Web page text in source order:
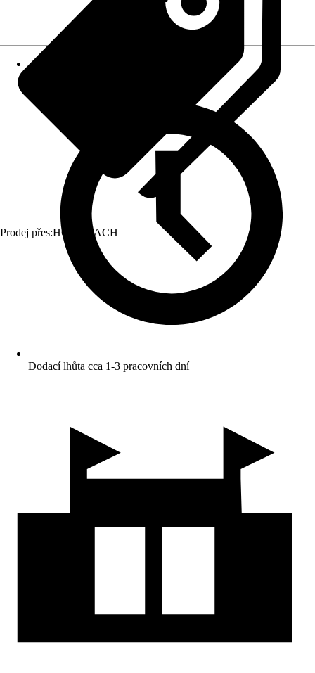
Prodej přes:HORNBACH
Dodací lhůta cca 1-3 pracovních dní